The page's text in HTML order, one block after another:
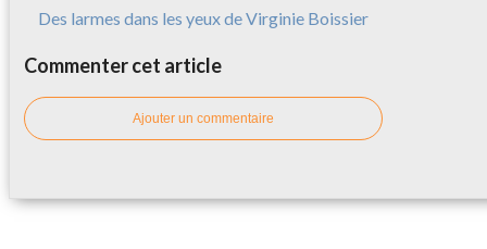
Des larmes dans les yeux de Virginie Boissier
Commenter cet article
Ajouter un commentaire